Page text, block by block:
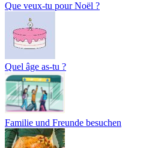
Que veux-tu pour Noël ?
Quel âge as-tu ?
Familie und Freunde besuchen